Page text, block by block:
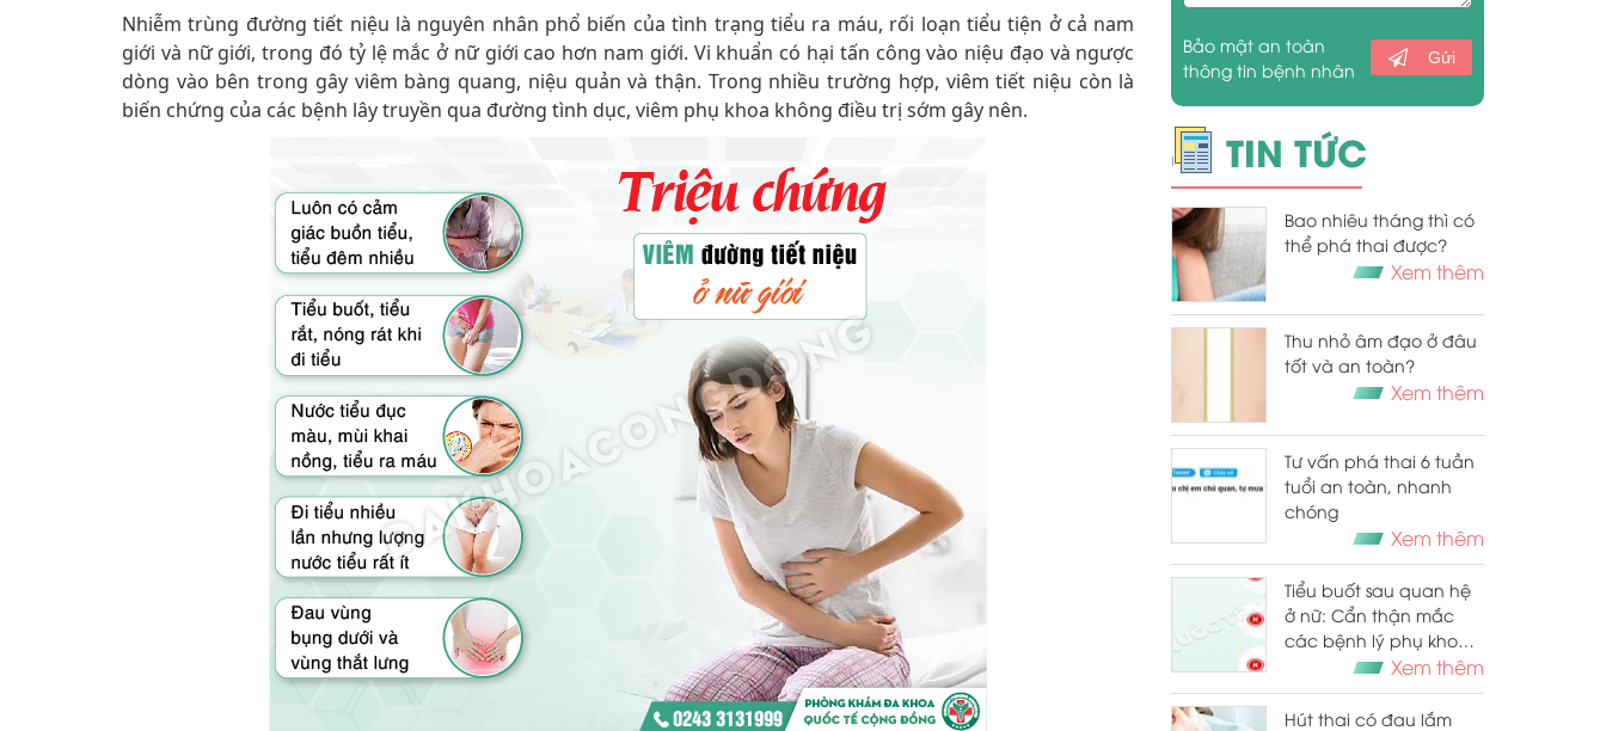
Nhiễm trùng đường tiết niệu là nguyên nhân phổ biến của tình trạng tiểu ra máu, rối loạn tiểu tiện ở cả nam
giới và nữ giới, trong đó tỷ lệ mắc ở nữ giới cao hơn nam giới. Vi khuẩn có hại tấn công vào niệu đạo và ngược
dòng vào bên trong gây viêm bàng quang, niệu quản và thận. Trong nhiều trường hợp, viêm tiết niệu còn là
biến chứng của các bệnh lây truyền qua đường tình dục, viêm phụ khoa không điều trị sớm gây nên.
Bảo mật an toàn
thông tin bệnh nhân
Gửi
TIN TỨC
Bao nhiêu tháng thì có
thể phá thai được?
Xem thêm
Thu nhỏ âm đạo ở đâu
tốt và an toàn?
Xem thêm
Tư vấn phá thai 6 tuần
tuổi an toàn, nhanh
chóng
Xem thêm
Tiểu buốt sau quan hệ
ở nữ: Cẩn thận mắc
các bệnh lý phụ khoa
nguy hiểm
Xem thêm
Hút thai có đau lắm